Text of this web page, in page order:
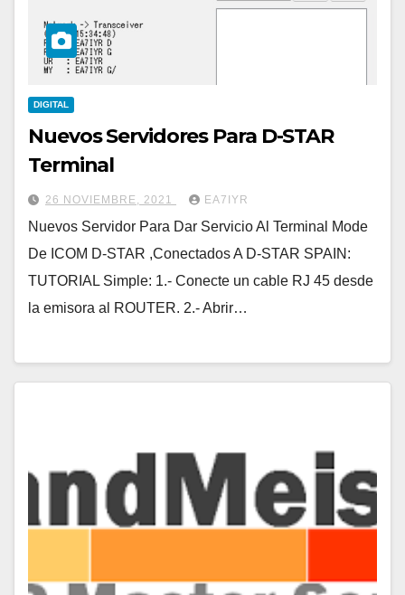
DIGITAL
Nuevos Servidores Para D-STAR
Terminal
26 NOVIEMBRE, 2021 EA7IYR
Nuevos Servidor Para Dar Servicio Al Terminal Mode
De ICOM D-STAR ,Conectados A D-STAR SPAIN:
TUTORIAL Simple: 1.- Conecte un cable RJ 45 desde
la emisora al ROUTER. 2.- Abrir…